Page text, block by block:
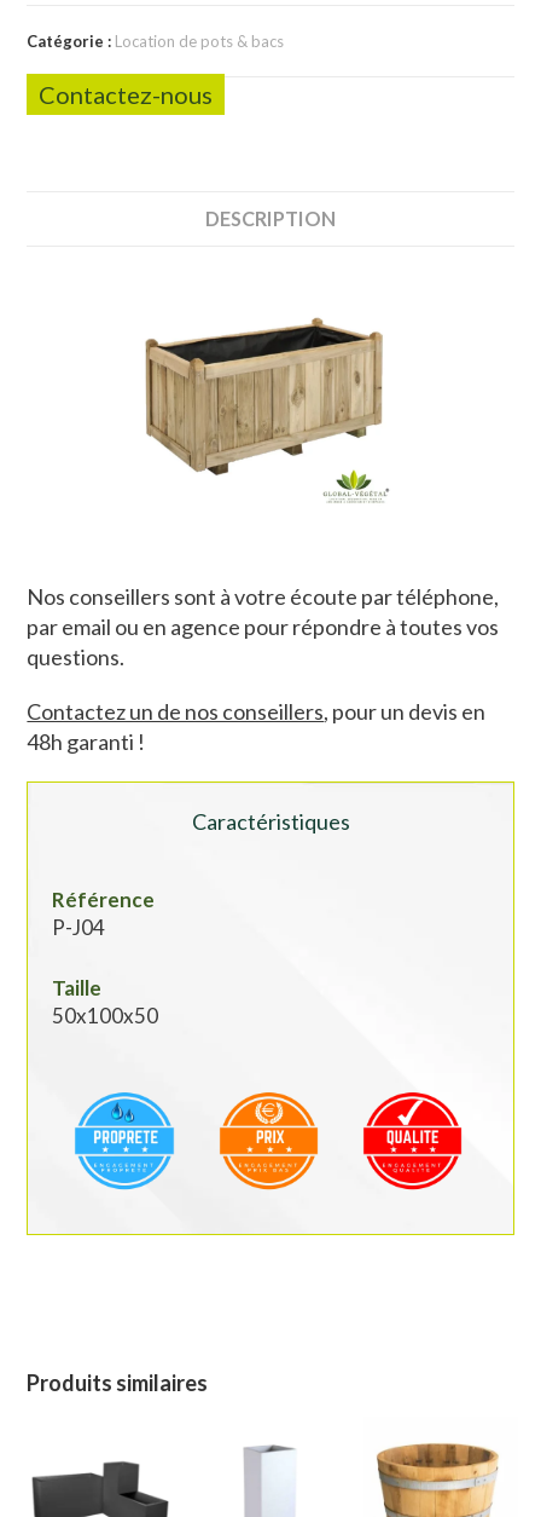
Catégorie : Location de pots & bacs
Contactez-nous
DESCRIPTION
Nos conseillers sont à votre écoute par téléphone,
par email ou en agence pour répondre à toutes vos
questions.
Contactez un de nos conseillers, pour un devis en
48h garanti !
Caractéristiques
Référence
P-J04
Taille
50x100x50
Produits similaires